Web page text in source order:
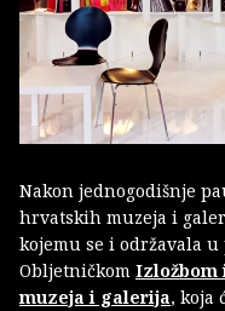
Nakon jednogodišnje
hrvatskih muzeja i
kojemu se i održavala
Obljetničkom Izložbom
muzeja i galerija, koja